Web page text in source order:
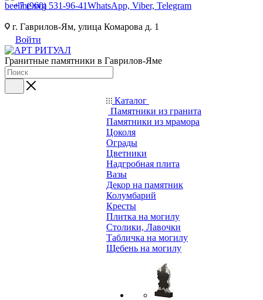
+7 (960) 531-96-41WhatsApp, Viber, Telegram
г. Гаврилов-Ям, улица Комарова д. 1
Войти
Гранитные памятники в Гаврилов-Яме
Каталог
Памятники из гранита
Памятники из мрамора
Цоколя
Ограды
Цветники
Надгробная плита
Вазы
Декор на памятник
Колумбарий
Кресты
Плитка на могилу
Столики, Лавочки
Табличка на могилу
Щебень на могилу